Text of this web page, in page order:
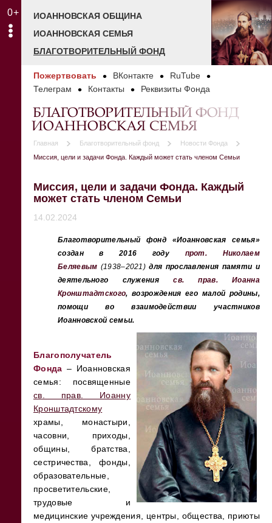
0+
ИОАННОВСКАЯ ОБЩИНА
ИОАННОВСКАЯ СЕМЬЯ
БЛАГОТВОРИТЕЛЬНЫЙ ФОНД
Пожертвовать ВКонтакте
RuTube
Телеграм
Контакты Реквизиты Фонда
БЛАГОТВОРИТЕЛЬНЫЙ ФОНД
ИОАННОВСКАЯ СЕМЬЯ
Главная Благотворительный фонд
Новости Фонда
Миссия, цели и задачи Фонда. Каждый может стать членом Семьи
Миссия, цели и задачи Фонда. Каждый
может стать членом Семьи
14.02.2024
Благотворительный фонд «Иоанновская семья»
создан в 2016 году прот. Николаем
Беляевым (1938–2021)для прославления памяти и
деятельного служениясв. прав. Иоанна
Кронштадтского, возрождения его малой родины,
помощи во взаимодействии участников
Иоанновской семьи.
Благополучатель
Фонда – Иоанновская
семья: посвященные
св. прав. Иоанну
Кронштадтскому
храмы, монастыри,
часовни, приходы,
общины, братства,
сестричества, фонды,
образовательные,
просветительские,
трудовые и
медицинские учреждения, центры, общества, приюты